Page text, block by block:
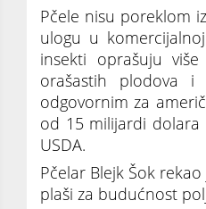
Pčele nisu poreklom
ulogu u
insekti oprašuju
orašastih plodova
odgovornim za
od 15 milijardi dolara
USDA.
Pčelar Blejk Šok rekao
plaši za budućnost